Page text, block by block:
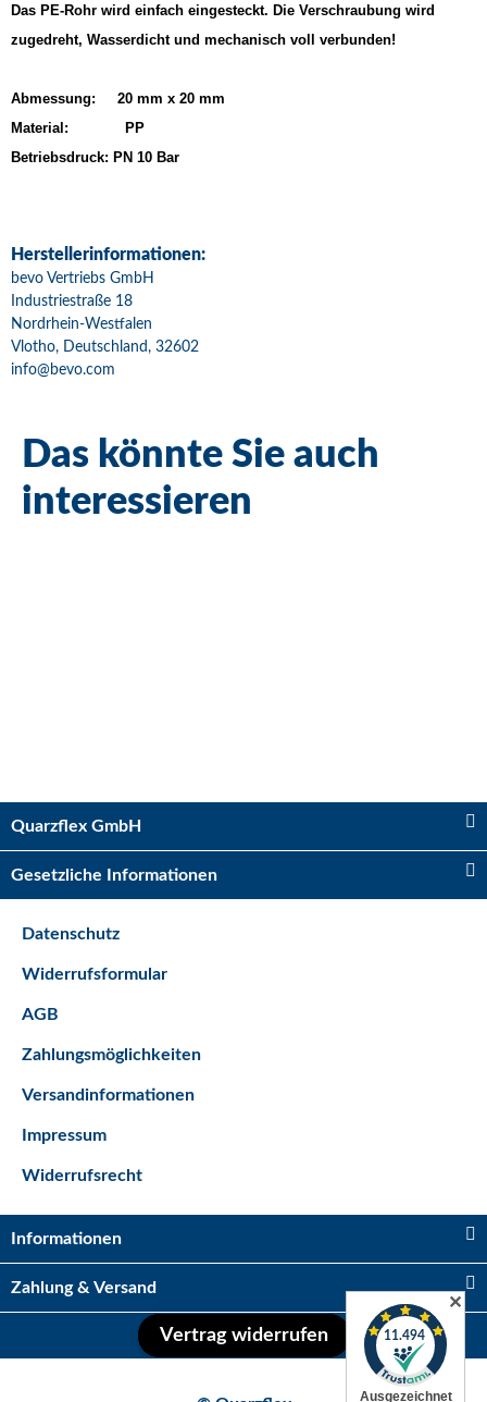
✕
Das PE-Rohr wird einfach eingesteckt. Die Verschraubung wird
zugedreht, Wasserdicht und mechanisch voll verbunden!
Abmessung: 20 mm x 20 mm
Material: PP
Betriebsdruck: PN 10 Bar
Herstellerinformationen:
bevo Vertriebs GmbH
Industriestraße 18
Nordrhein-Westfalen
Vlotho, Deutschland, 32602
info@bevo.com
Das könnte Sie auch
interessieren
Bestseller
Kugelhahn 2 x IG 1/2"
Sofort verfügbar
3,95 €*
Auf Lager
Quarzflex GmbH
Gesetzliche Informationen
Datenschutz
Widerrufsformular
AGB
Zahlungsmöglichkeiten
Versandinformationen
Impressum
Widerrufsrecht
Informationen
Zahlung & Versand
Vertrag widerrufen